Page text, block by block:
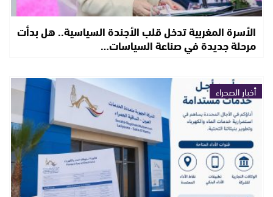
الأسرة المغربية تدخل قلب الأجندة السياسية.. هل بدأت
مرحلة جديدة في صناعة السياسات…
أخبار الصحراء